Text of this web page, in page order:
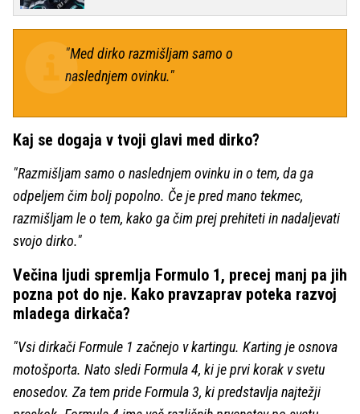
"Med dirko razmišljam samo o
naslednjem ovinku."
Kaj se dogaja v tvoji glavi med dirko?
"Razmišljam samo o naslednjem ovinku in o tem, da ga
odpeljem čim bolj popolno. Če je pred mano tekmec,
razmišljam le o tem, kako ga čim prej prehiteti in nadaljevati
svojo dirko."
Večina ljudi spremlja Formulo 1, precej manj pa jih
pozna pot do nje. Kako pravzaprav poteka razvoj
mladega dirkača?
"Vsi dirkači Formule 1 začnejo v kartingu. Karting je osnova
motošporta. Nato sledi Formula 4, ki je prvi korak v svetu
enosedov. Za tem pride Formula 3, ki predstavlja najtežji